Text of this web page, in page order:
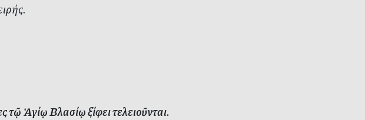
Ἁγίῳ Βλασίῳ ξίφει τελειοῦνται.